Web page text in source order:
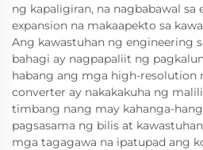
ng kapaligiran, na nagbabawal
expansion na makaapekto sa
Ang kawastuhan ng engineering
bahagi ay nagpapaliit ng
habang ang mga high-resolution
converter ay nakakakuha ng
timbang nang may kahanga-
pagsasama ng bilis at
mga tagagawa na ipatupad ang